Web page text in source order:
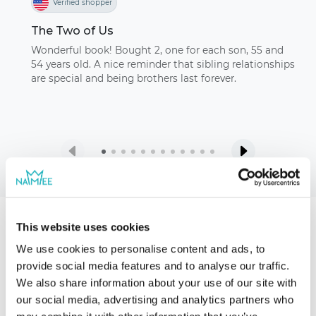
This website uses cookies
We use cookies to personalise content and ads, to
provide social media features and to analyse our traffic.
We also share information about your use of our site with
our social media, advertising and analytics partners who
Verified shopper
The Two of Us
Wonderful book! Bought 2, one for each son, 55 and
54 years old. A nice reminder that sibling relationships
are special and being brothers last forever.
Nuestros libros de cuentos